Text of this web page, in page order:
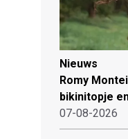
Nieuws
Romy
bikinitopje
07-08-2026